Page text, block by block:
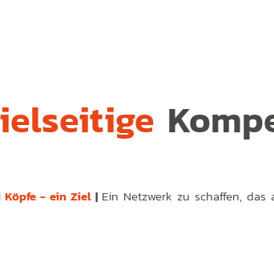
Köpfe - ein Ziel | Ein Netzwerk zu schaffen,